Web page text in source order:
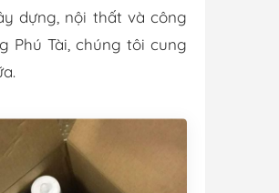
dựng, nội thất và công
Phú Tài, chúng tôi cung